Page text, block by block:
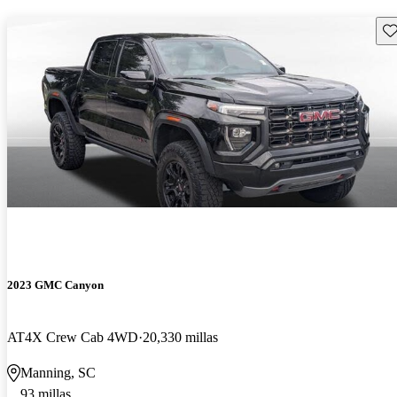
2023 GMC Canyon
AT4X Crew Cab 4WD 20,330 millas
Manning, SC